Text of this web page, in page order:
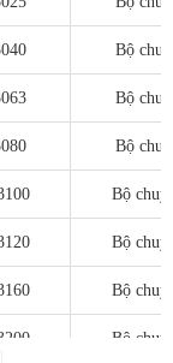
Bộ
Bộ
Bộ
Bộ
Bộ
Bộ
Bộ